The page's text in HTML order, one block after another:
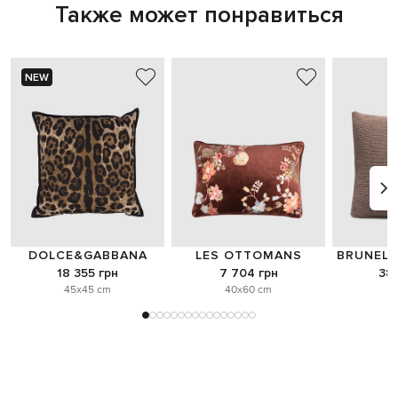
Также может понравиться
NEW
DOLCE&GABBANA
18 355 грн
45x45 cm
LES OTTOMANS
7 704 грн
40x60 cm
38